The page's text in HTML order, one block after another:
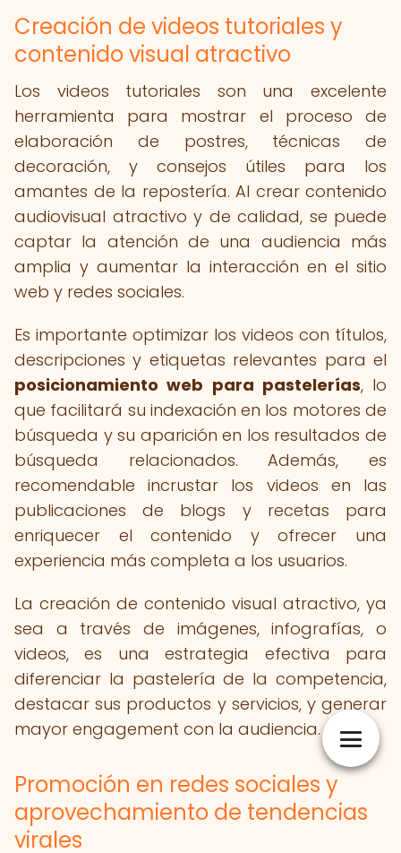
Creación de videos tutoriales y
contenido visual atractivo
Los videos tutoriales son una excelente
herramienta para mostrar el proceso de
elaboración de postres, técnicas de
decoración, y consejos útiles para los
amantes de la repostería. Al crear contenido
audiovisual atractivo y de calidad, se puede
captar la atención de una audiencia más
amplia y aumentar la interacción en el sitio
web y redes sociales.
Es importante optimizar los videos con títulos,
descripciones y etiquetas relevantes para el
posicionamiento web para pastelerías, lo
que facilitará su indexación en los motores de
búsqueda y su aparición en los resultados de
búsqueda relacionados. Además, es
recomendable incrustar los videos en las
publicaciones de blogs y recetas para
enriquecer el contenido y ofrecer una
experiencia más completa a los usuarios.
La creación de contenido visual atractivo, ya
sea a través de imágenes, infografías, o
videos, es una estrategia efectiva para
diferenciar la pastelería de la competencia,
destacar sus productos y servicios, y generar
mayor engagement con la audiencia.
Promoción en redes sociales y
aprovechamiento de tendencias
virales